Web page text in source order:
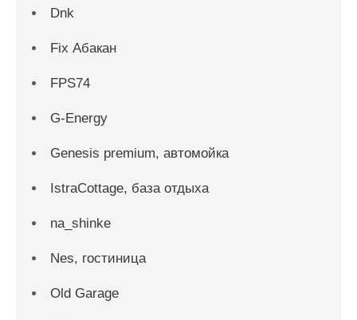
Dnk
Fix Абакан
FPS74
G-Energy
Genesis premium, автомойка
IstraCottage, база отдыха
na_shinke
Nes, гостиница
Old Garage